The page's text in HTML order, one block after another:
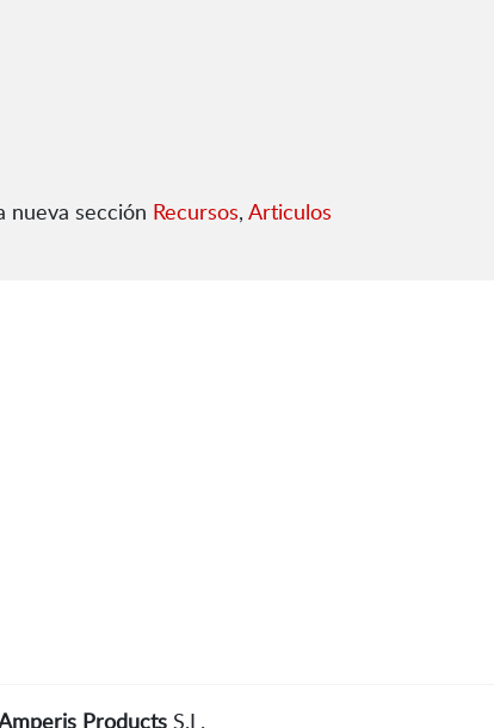
nueva sección Recursos, Articulos
Products S.L.